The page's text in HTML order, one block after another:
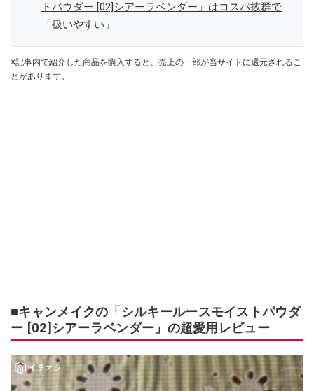
トパウダー [02]シアーラベンダー」はコスパ抜群で
「扱いやすい」
※記事内で紹介した商品を購入すると、売上の一部が当サイトに還元されるこ
とがあります。
■キャンメイクの「シルキールースモイストパウダ
ー [02]シアーラベンダー」の超愛用レビュー